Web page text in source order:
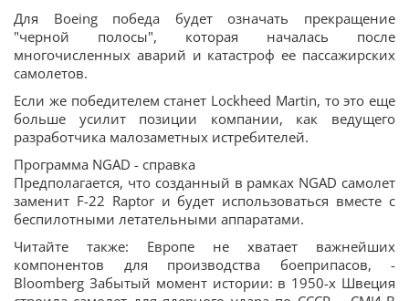
Для Boeing победа будет означать прекращение
"черной полосы", которая началась после
многочисленных аварий и катастроф ее пассажирских
самолетов.
Если же победителем станет Lockheed Martin, то это еще
больше усилит позиции компании, как ведущего
разработчика малозаметных истребителей.
Программа NGAD - справка
Предполагается, что созданный в рамках NGAD самолет
заменит F-22 Raptor и будет использоваться вместе с
беспилотными летательными аппаратами.
Читайте также: Европе не хватает важнейших
компонентов для производства боеприпасов, -
Bloomberg Забытый момент истории: в 1950-х Швеция